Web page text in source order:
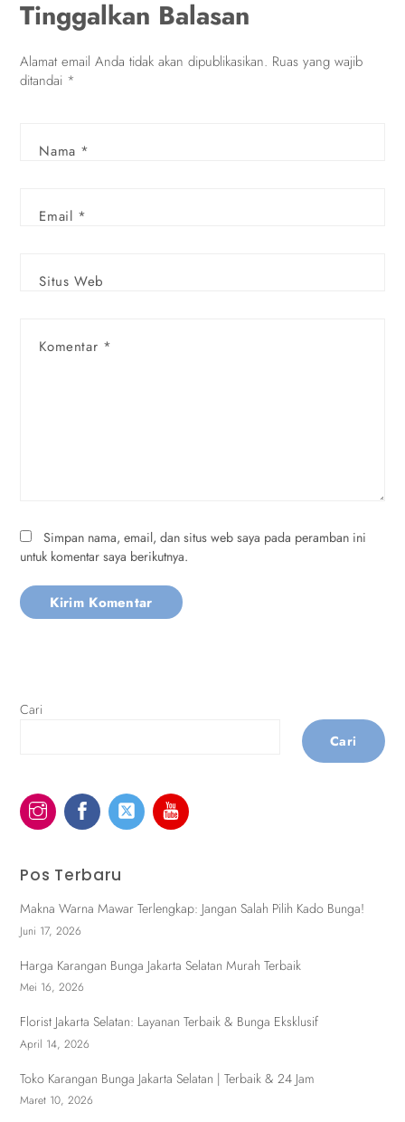
Tinggalkan Balasan
Alamat email Anda tidak akan dipublikasikan. Ruas yang wajib
ditandai *
Komentar *
Nama *
Email *
Situs Web
Simpan nama, email, dan situs web saya pada peramban ini
untuk komentar saya berikutnya.
Cari
Cari
Pos Terbaru
Makna Warna Mawar Terlengkap: Jangan Salah Pilih Kado Bunga!
Juni 17, 2026
Harga Karangan Bunga Jakarta Selatan Murah Terbaik
Mei 16, 2026
Florist Jakarta Selatan: Layanan Terbaik & Bunga Eksklusif
April 14, 2026
Toko Karangan Bunga Jakarta Selatan | Terbaik & 24 Jam
Maret 10, 2026